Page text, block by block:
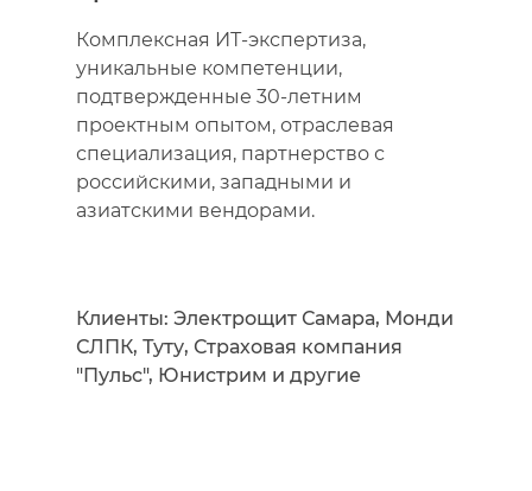
Комплексная ИТ-экспертиза,
уникальные компетенции,
подтвержденные 30-летним
проектным опытом, отраслевая
специализация, партнерство с
российскими, западными и
азиатскими вендорами.
Клиенты: Электрощит Самара, Монди
СЛПК, Туту, Страховая компания
"Пульс", Юнистрим и другие